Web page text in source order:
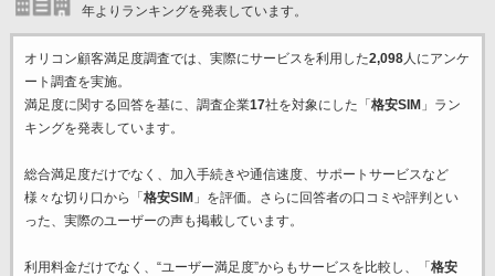
年よりランキングを発表しています。
オリコン顧客満足度調査では、実際にサービスを利用した2,098人にアンケ
ート調査を実施。
満足度に関する回答を基に、調査企業17社を対象にした「 格安SIM 」ラン
キングを発表しています。
総合満足度だけでなく、加入手続きや通信速度、サポートサービスなど
様々な切り口から「 格安SIM 」を評価。さらに回答者の口コミや評判とい
った、実際のユーザーの声も掲載しています。
利用料金だけでなく、“ユーザー満足度”からもサービスを比較し、「 格安